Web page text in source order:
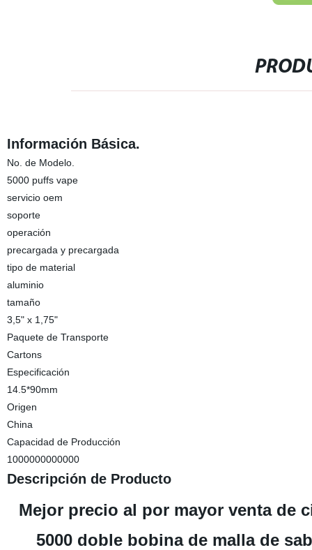
Información Básica.
No. de Modelo.
5000 puffs vape
servicio oem
soporte
operación
precargada y precargada
tipo de material
aluminio
tamaño
3,5" x 1,75"
Paquete de Transporte
Cartons
Especificación
14.5*90mm
Origen
China
Capacidad de Producción
1000000000000
Descripción de Producto
Mejor precio al por mayor venta de
5000 doble bobina de malla de